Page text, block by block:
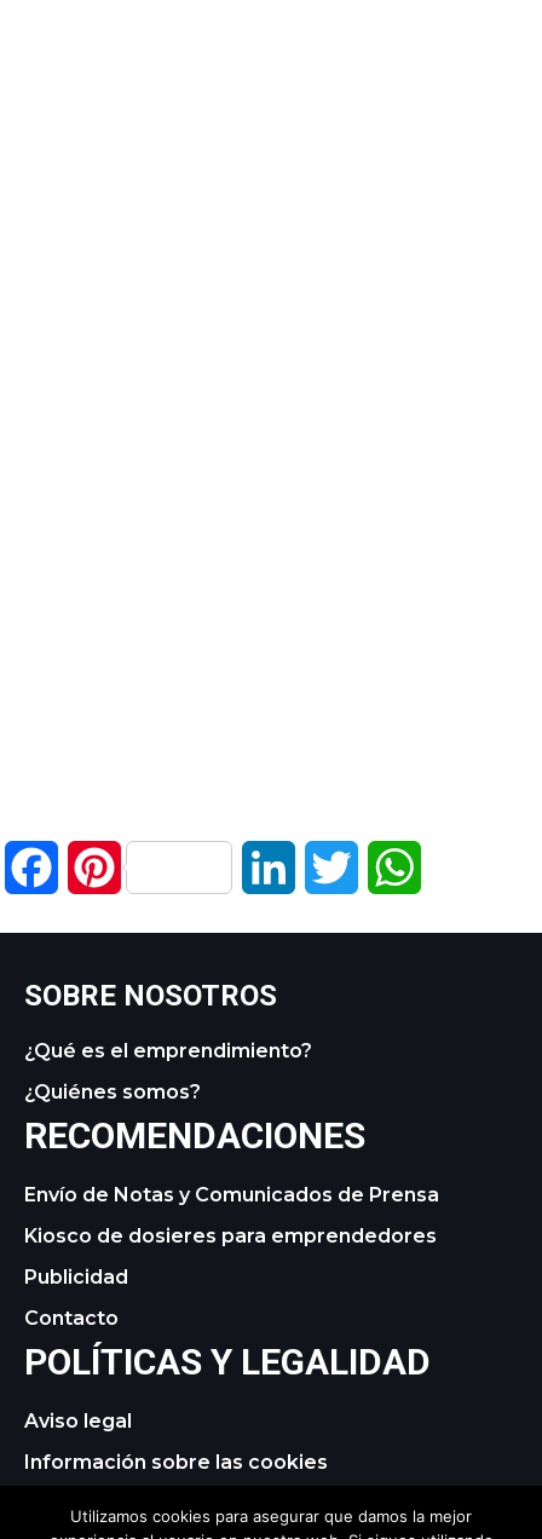
FacebookPinterest LinkedIn Twitter
SOBRE NOSOTROS
¿Qué es el emprendimiento?
¿Quiénes somos?
RECOMENDACIONES
Envío de Notas y Comunicados de Prensa
Kiosco de dosieres para emprendedores
Publicidad
Contacto
POLÍTICAS Y LEGALIDAD
Aviso legal
Información sobre las cookies
Utilizamos cookies para asegurar que damos la mejor